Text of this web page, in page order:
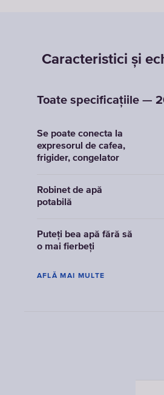
Caracteristici și
Toate specificațiile —
Se poate conecta la
expresorul de cafea,
frigider, congelator
Robinet de apă
potabilă
Puteți bea apă fără să
o mai fierbeți
AFLĂ MAI MULTE